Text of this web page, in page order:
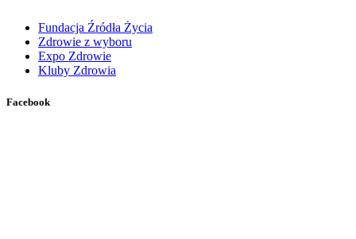
Fundacja Źródła Życia
Zdrowie z wyboru
Expo Zdrowie
Kluby Zdrowia
Facebook